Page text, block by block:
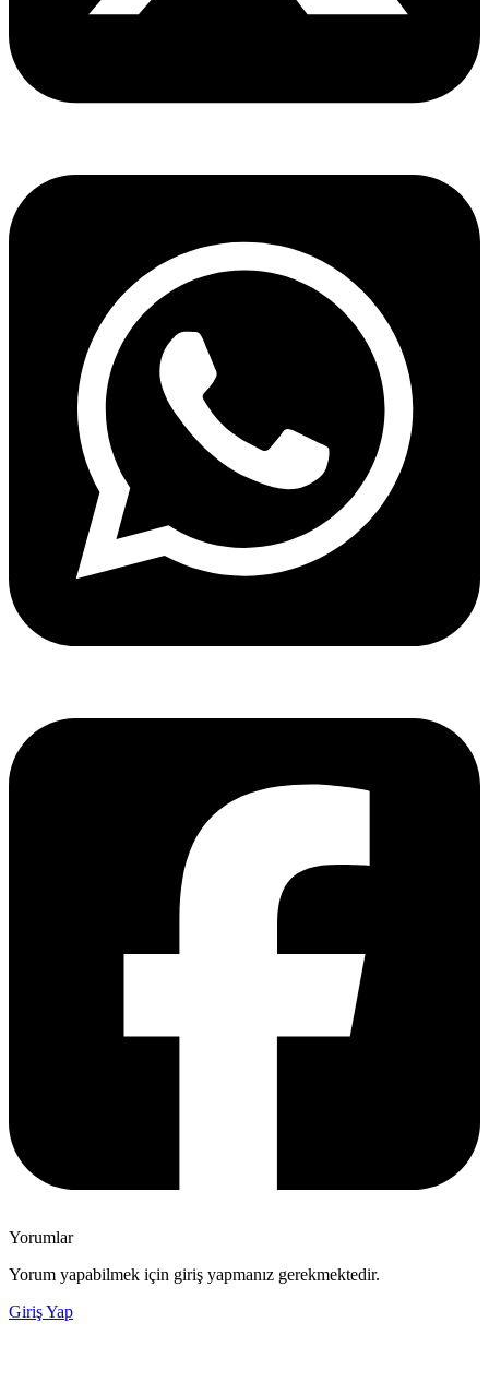
Yorumlar
Yorum yapabilmek için giriş yapmanız gerekmektedir.
Giriş Yap